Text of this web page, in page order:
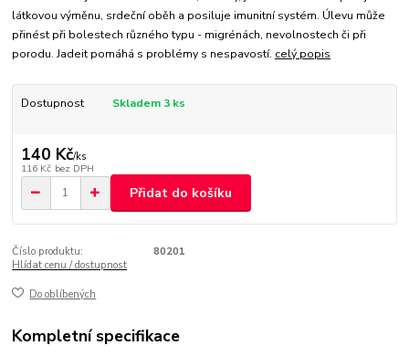
látkovou výměnu, srdeční oběh a posiluje imunitní systém. Úlevu může
přinést při bolestech různého typu - migrénách, nevolnostech či při
porodu. Jadeit pomáhá s problémy s nespavostí. celý popis
Dostupnost Skladem 3 ks
140 Kč/ks
116 Kč bez DPH
Přidat do košíku
Číslo produktu:
80201
Hlídat cenu / dostupnost
Do oblíbených
Kompletní specifikace